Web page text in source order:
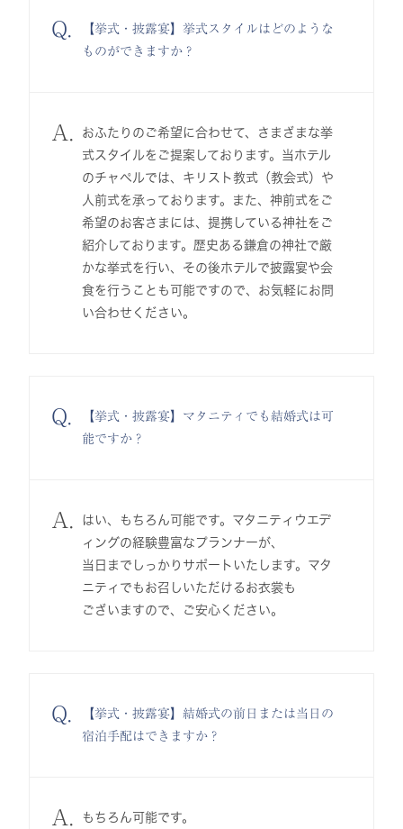
Q.
【挙式・披露宴】挙式スタイルはどのような
ものができますか？
A.
おふたりのご希望に合わせて、さまざまな挙
式スタイルをご提案しております。当ホテル
のチャペルでは、キリスト教式（教会式）や
人前式を承っております。また、神前式をご
希望のお客さまには、提携している神社をご
紹介しております。歴史ある鎌倉の神社で厳
かな挙式を行い、その後ホテルで披露宴や会
食を行うことも可能ですので、お気軽にお問
い合わせください。
Q.
【挙式・披露宴】マタニティでも結婚式は可
能ですか？
A.
はい、もちろん可能です。マタニティウエデ
ィングの経験豊富なプランナーが、
当日までしっかりサポートいたします。マタ
ニティでもお召しいただけるお衣裳も
ございますので、ご安心ください。
Q.
【挙式・披露宴】結婚式の前日または当日の
宿泊手配はできますか？
A.
もちろん可能です。